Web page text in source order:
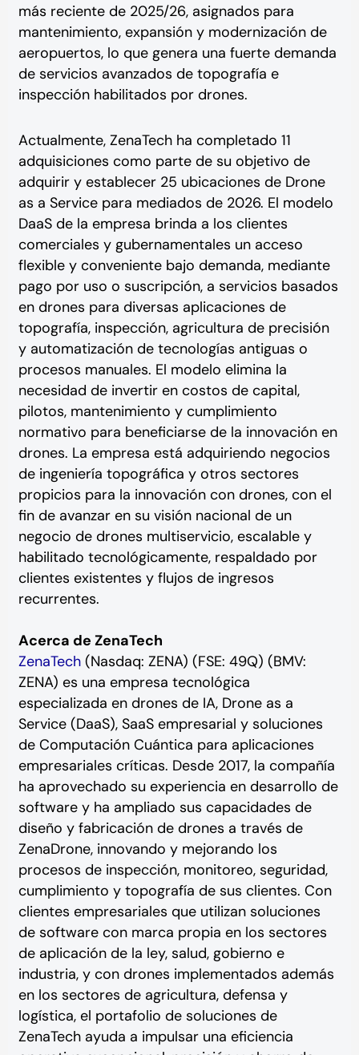
más reciente de 2025/26, asignados para
mantenimiento, expansión y modernización de
aeropuertos, lo que genera una fuerte demanda
de servicios avanzados de topografía e
inspección habilitados por drones.
Actualmente, ZenaTech ha completado 11
adquisiciones como parte de su objetivo de
adquirir y establecer 25 ubicaciones de Drone
as a Service para mediados de 2026. El modelo
DaaS de la empresa brinda a los clientes
comerciales y gubernamentales un acceso
flexible y conveniente bajo demanda, mediante
pago por uso o suscripción, a servicios basados
en drones para diversas aplicaciones de
topografía, inspección, agricultura de precisión
y automatización de tecnologías antiguas o
procesos manuales. El modelo elimina la
necesidad de invertir en costos de capital,
pilotos, mantenimiento y cumplimiento
normativo para beneficiarse de la innovación en
drones. La empresa está adquiriendo negocios
de ingeniería topográfica y otros sectores
propicios para la innovación con drones, con el
fin de avanzar en su visión nacional de un
negocio de drones multiservicio, escalable y
habilitado tecnológicamente, respaldado por
clientes existentes y flujos de ingresos
recurrentes.
Acerca de ZenaTech
ZenaTech(Nasdaq: ZENA) (FSE: 49Q) (BMV:
ZENA) es una empresa tecnológica
especializada en drones de IA, Drone as a
Service (DaaS), SaaS empresarial y soluciones
de Computación Cuántica para aplicaciones
empresariales críticas. Desde 2017, la compañía
ha aprovechado su experiencia en desarrollo de
software y ha ampliado sus capacidades de
diseño y fabricación de drones a través de
ZenaDrone, innovando y mejorando los
procesos de inspección, monitoreo, seguridad,
cumplimiento y topografía de sus clientes. Con
clientes empresariales que utilizan soluciones
de software con marca propia en los sectores
de aplicación de la ley, salud, gobierno e
industria, y con drones implementados además
en los sectores de agricultura, defensa y
logística, el portafolio de soluciones de
ZenaTech ayuda a impulsar una eficiencia